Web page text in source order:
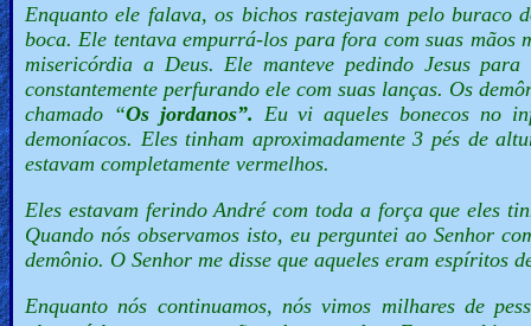
Enquanto ele falava, os bichos rastejavam pelo buraco
boca. Ele tentava empurrá-los para fora com suas
misericórdia a Deus. Ele manteve pedindo Jesus
constantemente perfurando ele com suas lanças. Os
chamado “Os jordanos”. Eu vi aqueles bonecos no
demoníacos. Eles tinham aproximadamente 3 pés de
estavam completamente vermelhos.
Eles estavam ferindo André com toda a força que eles
Quando nós observamos isto, eu perguntei ao Senhor
demônio. O Senhor me disse que aqueles eram espíritos
Enquanto nós continuamos, nós vimos milhares de